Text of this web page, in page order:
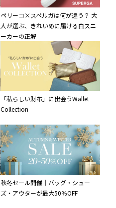
ペリーコ×スペルガは何が違う？ 大
人が選ぶ、きれいめに履ける白スニ
ーカーの正解
「私らしい財布」に出会うWallet
Collection
秋冬セール開催｜バッグ・シュー
ズ・アウターが最大50％OFF